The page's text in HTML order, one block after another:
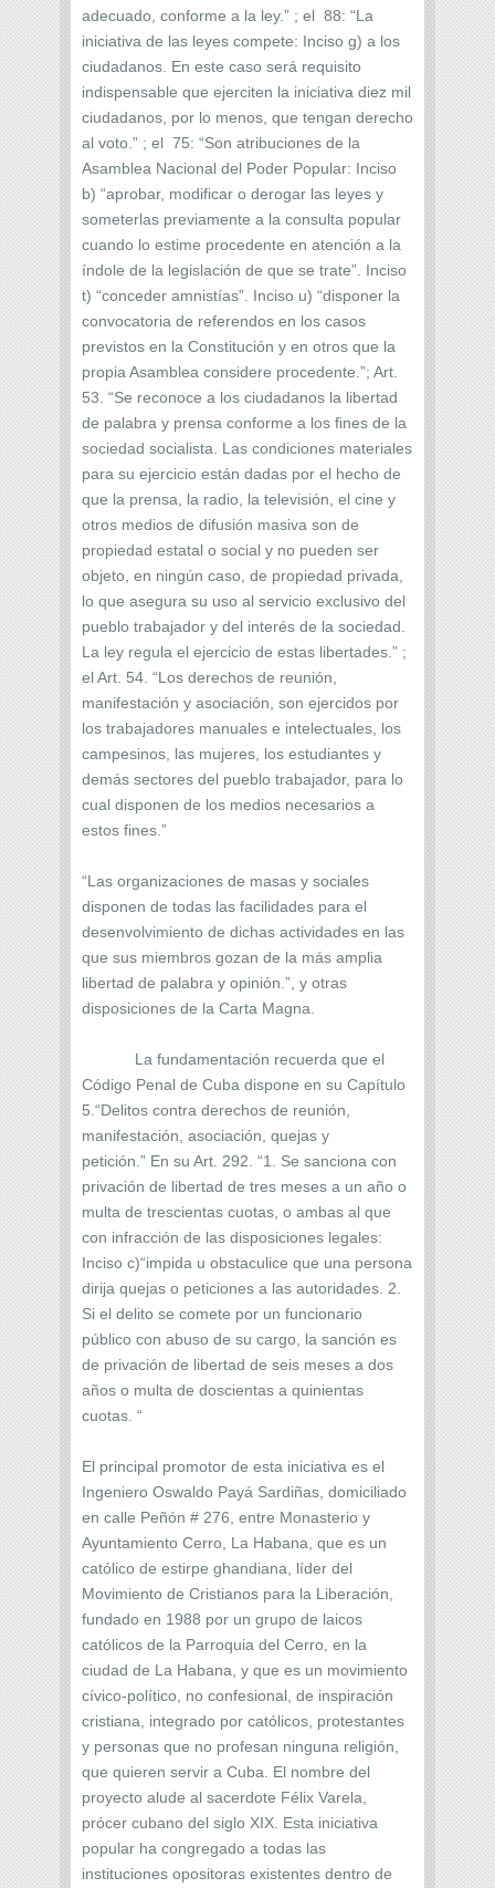
adecuado, conforme a la ley.” ; el 88: “La
iniciativa de las leyes compete: Inciso g) a los
ciudadanos. En este caso será requisito
indispensable que ejerciten la iniciativa diez mil
ciudadanos, por lo menos, que tengan derecho
al voto.” ; el 75: “Son atribuciones de la
Asamblea Nacional del Poder Popular: Inciso
b) “aprobar, modificar o derogar las leyes y
someterlas previamente a la consulta popular
cuando lo estime procedente en atención a la
índole de la legislación de que se trate”. Inciso
t) “conceder amnistías”. Inciso u) “disponer la
convocatoria de referendos en los casos
previstos en la Constitución y en otros que la
propia Asamblea considere procedente.”; Art.
53. “Se reconoce a los ciudadanos la libertad
de palabra y prensa conforme a los fines de la
sociedad socialista. Las condiciones materiales
para su ejercicio están dadas por el hecho de
que la prensa, la radio, la televisión, el cine y
otros medios de difusión masiva son de
propiedad estatal o social y no pueden ser
objeto, en ningún caso, de propiedad privada,
lo que asegura su uso al servicio exclusivo del
pueblo trabajador y del interés de la sociedad.
La ley regula el ejercicio de estas libertades.” ;
el Art. 54. “Los derechos de reunión,
manifestación y asociación, son ejercidos por
los trabajadores manuales e intelectuales, los
campesinos, las mujeres, los estudiantes y
demás sectores del pueblo trabajador, para lo
cual disponen de los medios necesarios a
estos fines.”
“Las organizaciones de masas y sociales
disponen de todas las facilidades para el
desenvolvimiento de dichas actividades en las
que sus miembros gozan de la más amplia
libertad de palabra y opinión.”, y otras
disposiciones de la Carta Magna.
La fundamentación recuerda que el
Código Penal de Cuba dispone en su Capítulo
5.“Delitos contra derechos de reunión,
manifestación, asociación, quejas y
petición.” En su Art. 292. “1. Se sanciona con
privación de libertad de tres meses a un año o
multa de trescientas cuotas, o ambas al que
con infracción de las disposiciones legales:
Inciso c)“impida u obstaculice que una persona
dirija quejas o peticiones a las autoridades. 2.
Si el delito se comete por un funcionario
público con abuso de su cargo, la sanción es
de privación de libertad de seis meses a dos
años o multa de doscientas a quinientas
cuotas. “
El principal promotor de esta iniciativa es el
Ingeniero Oswaldo Payá Sardiñas, domiciliado
en calle Peñón # 276, entre Monasterio y
Ayuntamiento Cerro, La Habana, que es un
católico de estirpe ghandiana, líder del
Movimiento de Cristianos para la Liberación,
fundado en 1988 por un grupo de laicos
católicos de la Parroquia del Cerro, en la
ciudad de La Habana, y que es un movimiento
cívico-político, no confesional, de inspiración
cristiana, integrado por católicos, protestantes
y personas que no profesan ninguna religión,
que quieren servir a Cuba. El nombre del
proyecto alude al sacerdote Félix Varela,
prócer cubano del siglo XIX. Esta iniciativa
popular ha congregado a todas las
instituciones opositoras existentes dentro de